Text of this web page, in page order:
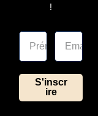
!
S'inscr
ire